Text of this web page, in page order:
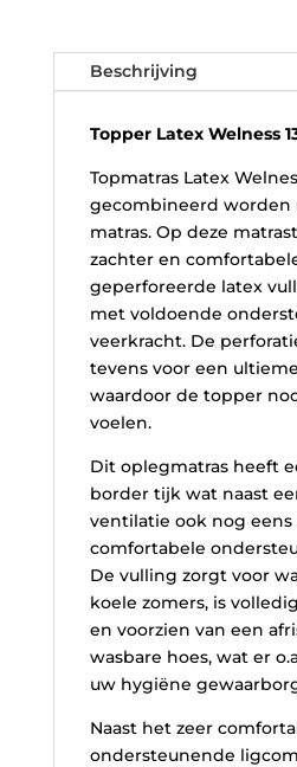
Beschrijving
Topper Latex Welness
Topmatras Latex
gecombineerd worden
matras. Op deze
zachter en
geperforeerde latex
met voldoende
veerkracht. De
tevens voor een
waardoor de topper
voelen.
Dit oplegmatras heeft
border tijk wat naast
ventilatie ook nog eens
comfortabele
De vulling zorgt voor
koele zomers, is
en voorzien van een
wasbare hoes, wat er
uw hygiëne
Naast het zeer
ondersteunende